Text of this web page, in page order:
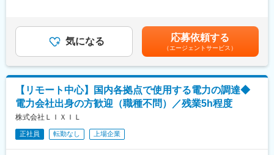
雑なプロジェクトを推進・成功に導くために価値提供いただきま
す。
・担当プロジェクトにより単発 or 長期（平日のみ勤務、週末は帰
宅）の出張発生の可能性がございます。
※出張有無及び、頻度／期間／出張場所等はプロジェクト次第で変
動します。（出張費用は会社負担）
変更の範囲：当社及び出向（転籍）先における各種業務全般
■募集背景：
PayPayほけんミニアプリはサービス開始から約3年半で急速に成
長しており、2025年7月時点で加入者数が累計650万件を突破して
追加や機能拡充をスピード感を持って進めていく予定となりま
す。
デジタルで保険に加入するのが当たり前になる世界の実現に向け
てチームの更なる強化を図るため、組織拡大に伴う増員での募集
となります。
■業務内容：
む）＜昇給有無＞有＜残業手当＞有＜給与補足＞■経験、スキル、
業績、貢献度に応じ当社規定により決定■毎年1回見直し■時間外
勤務手当、深夜勤務手当有※給与支給について、一部をPayPayア
カウントで受け取ることが可能です（給与デジタル支払いに対
応）賃金はあくまでも目安の金額であり、選考を通じて上下する
可能性があります。月給(月額)は固定手当を含めた表記です。
気になる 応募依頼する
（エージェントサービス）
【リモート中心】国内各拠点で使用する電力の調達◆
電力会社出身の方歓迎（職種不問）／残業5h程度
株式会社ＬＩＸＩＬ
正社員 転勤なし 上場企業